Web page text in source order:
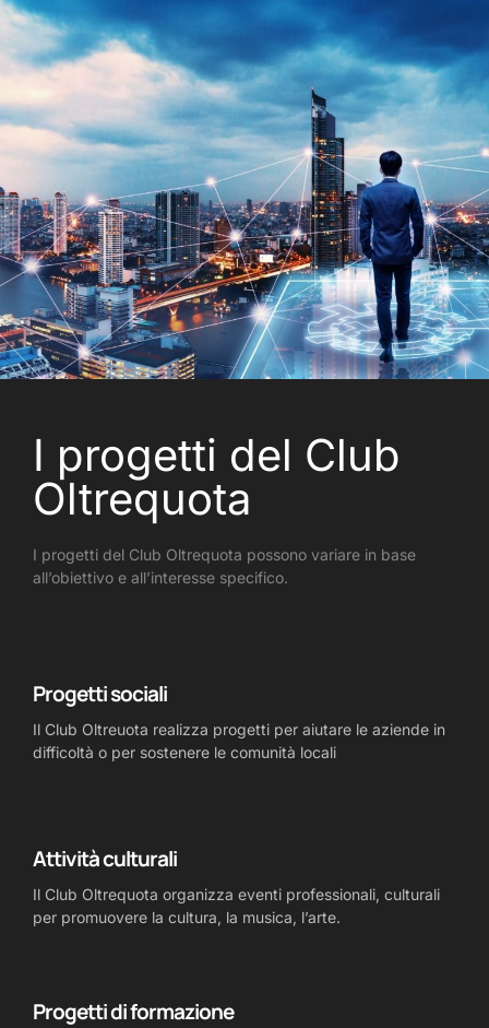
I progetti del Club
Oltrequota
I progetti del Club Oltrequota possono variare in base
all’obiettivo e all’interesse specifico.
Progetti sociali
Il Club Oltreuota realizza progetti per aiutare le aziende in
difficoltà o per sostenere le comunità locali
Attività culturali
Il Club Oltrequota organizza eventi professionali, culturali
per promuovere la cultura, la musica, l’arte.
Progetti di formazione